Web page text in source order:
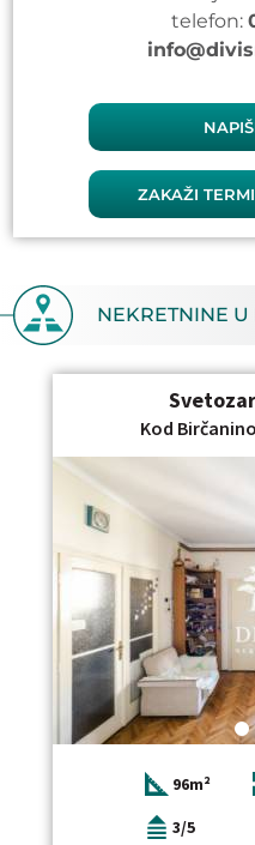
telefon:
ZAKAŽI
NEKRETNINE
Kod
96m²
3/5